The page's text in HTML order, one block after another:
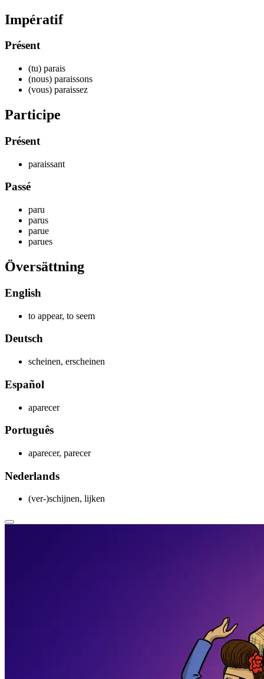
Impératif
Présent
(tu) parais
(nous) paraissons
(vous) paraissez
Participe
Présent
paraissant
Passé
paru
parus
parue
parues
Översättning
English
to appear, to seem
Deutsch
scheinen, erscheinen
Español
aparecer
Português
aparecer, parecer
Nederlands
(ver-)schijnen, lijken